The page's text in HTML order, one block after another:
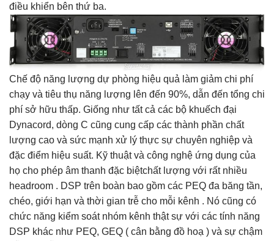
điều khiển bên thứ ba.
Chế độ năng lượng dự phòng hiệu quả làm giảm chi phí
chạy và tiêu thụ năng lượng lên đến 90%, dẫn đến tổng chi
phí sở hữu thấp. Giống như tất cả các bộ khuếch đại
Dynacord, dòng C cũng cung cấp các thành phần chất
lượng cao và sức mạnh xử lý thực sự chuyên nghiệp và
đặc điểm hiệu suất. Kỹ thuật và công nghệ ứng dụng của
họ cho phép âm thanh đặc biệtchất lượng với rất nhiều
headroom . DSP trên boàn bao gồm các PEQ đa băng tần,
chéo, giới hạn và thời gian trễ cho mỗi kênh . Nó cũng có
chức năng kiểm soát nhóm kênh thật sự với các tính năng
DSP khác như PEQ, GEQ ( cân bằng đồ hoạ ) và sự chậm